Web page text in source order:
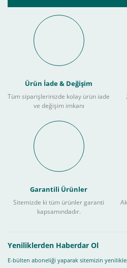
Ürün İade & Değişim
Tüm siparişlerinizde kolay ürün iade
ve değişim imkanı
Garantili Ürünler
Sitemizde ki tüm ürünler garanti
kapsamındadır.
Yeniliklerden Haberdar Ol
E-bülten aboneliği yaparak sitemizin